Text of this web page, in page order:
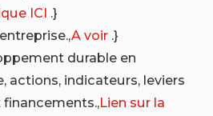
ICI .}
A voir .}
durable en
actions, indicateurs, leviers
financements.,Lien sur la